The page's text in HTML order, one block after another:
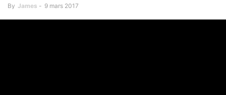
By James - 9 mars 2017